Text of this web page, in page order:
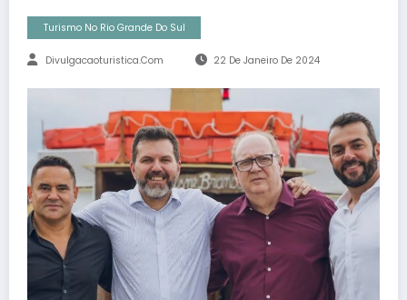
Turismo No Rio Grande Do Sul
Divulgacaoturistica.com 22 De Janeiro De 2024